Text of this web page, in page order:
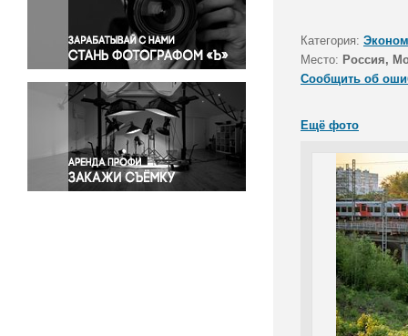
Правосудие
Происшествия и конфликты
Религия
Светская жизнь
Спорт
Экология
Экономика и бизнес
Категория:
Место: Россия,
Сообщить об
Ещё фото